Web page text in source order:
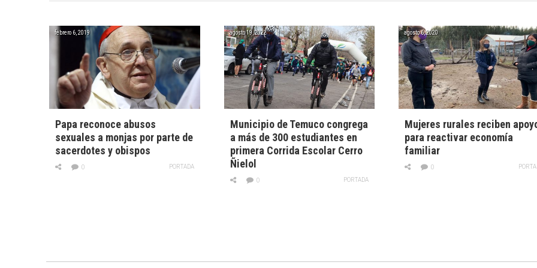
febrero 6, 2019
Papa reconoce abusos
sexuales a monjas por parte de
sacerdotes y obispos
PORTADA
0
agosto 19, 2022
Municipio de Temuco congrega
a más de 300 estudiantes en
primera Corrida Escolar Cerro
Ñielol
PORTADA
0
agosto 6, 2020
Mujeres rurales reciben
para reactivar economía
familiar
0